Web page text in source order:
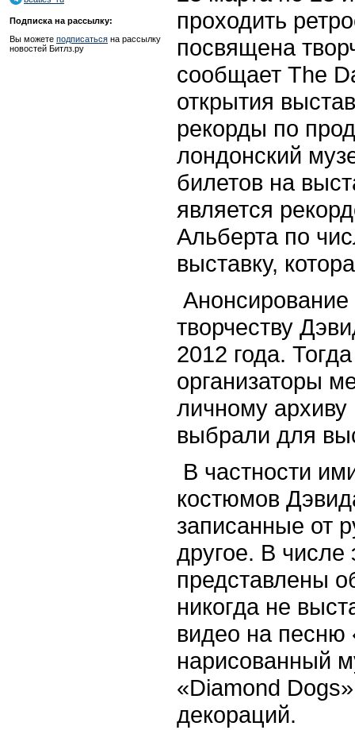
Подписка на рассылку:
Вы можете подписаться на рассылку
новостей Битлз.ру
проходить
посвящена
сообщает The
открытия
рекорды по
лондонский
билетов на
является
Альберта по
выставку,
творчеству
2012 года.
организаторы
личному
выбрали для
В частности
костюмов
записанные от
другое. В числе
представлены
никогда не
видео на песню
нарисованный
«Diamond
декораций.